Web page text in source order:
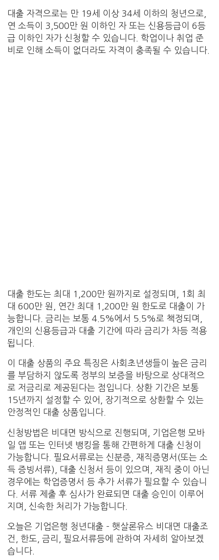
대출 자격으로는 만 19세 이상 34세 이하의 청년으로,
연 소득이 3,500만 원 이하인 자 또는 신용등급이 6등
급 이하인 자가 신청할 수 있습니다. 학업이나 취업 준
비로 인해 소득이 없더라도 자격이 충족될 수 있습니다.
대출 한도는 최대 1,200만 원까지로 설정되며, 1회 최
대 600만 원, 연간 최대 1,200만 원 한도로 대출이 가
능합니다. 금리는 보통 4.5%에서 5.5%로 책정되며,
개인의 신용등급과 대출 기간에 따라 금리가 차등 적용
됩니다.
이 대출 상품의 주요 특징은 사회초년생들이 높은 금리
를 부담하지 않도록 정부의 보증을 바탕으로 상대적으
로 저금리로 제공된다는 점입니다. 상환 기간은 보통
15년까지 설정할 수 있어, 장기적으로 상환할 수 있는
안정적인 대출 상품입니다.
신청방법은 비대면 방식으로 진행되며, 기업은행 모바
일 앱 또는 인터넷 뱅킹을 통해 간편하게 대출 신청이
가능합니다. 필요서류로는 신분증, 재직증명서(또는 소
득 증빙서류), 대출 신청서 등이 있으며, 재직 중이 아닌
경우에는 학업증명서 등 추가 서류가 필요할 수 있습니
다. 서류 제출 후 심사가 완료되면 대출 승인이 이루어
지며, 신속한 처리가 가능합니다.
오늘은 기업은행 청년대출 – 햇살론유스 비대면 대출조
건, 한도, 금리, 필요서류등에 관하여 자세히 알아보겠
습니다.